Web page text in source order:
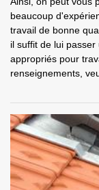
beaucoup
travail de bonne
il suffit de lui
appropriés pour
renseignements,